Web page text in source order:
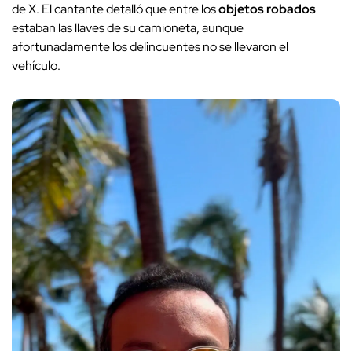
de X. El cantante detalló que entre losobjetos robados
estaban las llaves de su camioneta, aunque
afortunadamente los delincuentes no se llevaron el
vehículo.